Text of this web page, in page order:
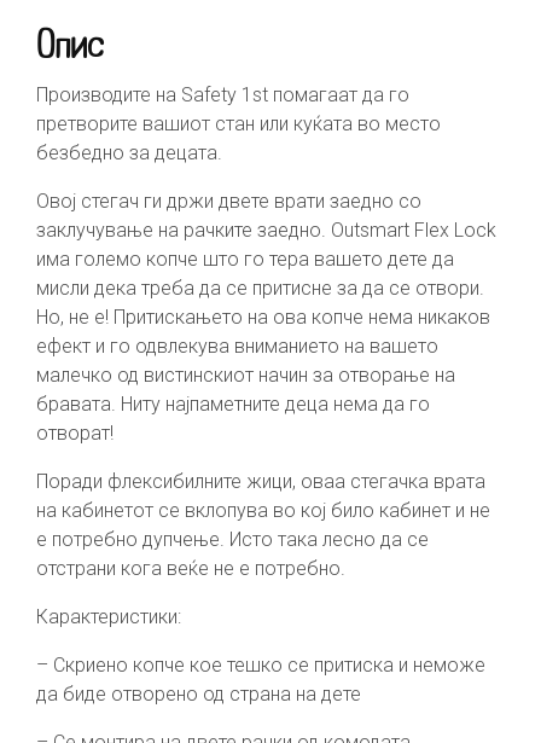
Опис
Производите на Safety 1st помагаат да го
претворите вашиот стан или куќата во место
безбедно за децата.
Овој стегач ги држи двете врати заедно со
заклучување на рачките заедно. Outsmart Flex Lock
има големо копче што го тера вашето дете да
мисли дека треба да се притисне за да се отвори.
Но, не е! Притискањето на ова копче нема никаков
ефект и го одвлекува вниманието на вашето
малечко од вистинскиот начин за отворање на
бравата. Ниту најпаметните деца нема да го
отворат!
Поради флексибилните жици, оваа стегачка врата
на кабинетот се вклопува во кој било кабинет и не
е потребно дупчење. Исто така лесно да се
отстрани кога веќе не е потребно.
Карактеристики:
– Скриено копче кое тешко се притиска и неможе
да биде отворено од страна на дете